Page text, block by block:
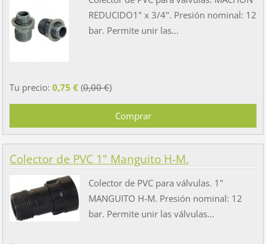
REDUCIDO1" x 3/4". Presión nominal: 12
bar. Permite unir las...
Tu precio: 0,75 €(0,00 €)
Colector de PVC 1" Manguito H-M.
Colector de PVC para válvulas. 1"
MANGUITO H-M. Presión nominal: 12
bar. Permite unir las válvulas...